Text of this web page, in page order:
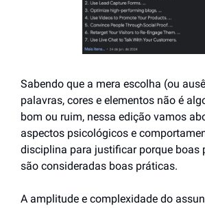
Sabendo que a mera escolha (ou
palavras, cores e elementos não é
bom ou ruim, nessa edição vamos
aspectos psicológicos e
disciplina para justificar porque boas
são consideradas boas práticas.
A amplitude e complexidade do